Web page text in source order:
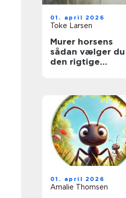
01. april 2026
Toke Larsen
Murer horsens
sådan vælger du
den rigtige
01. april 2026
Amalie Thomsen